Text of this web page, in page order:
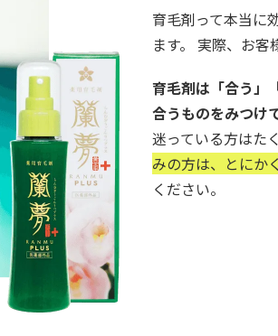
育毛剤って本当に
ます。 実際、お客
育毛剤は「合う」
合うものをみつけ
迷っている方はた
みの方は、とにか
ください。